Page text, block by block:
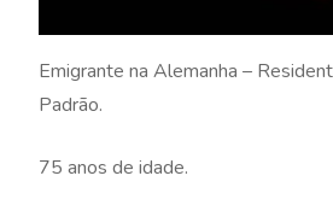
Emigrante na Alemanha –
Padrão.
75 anos de idade.